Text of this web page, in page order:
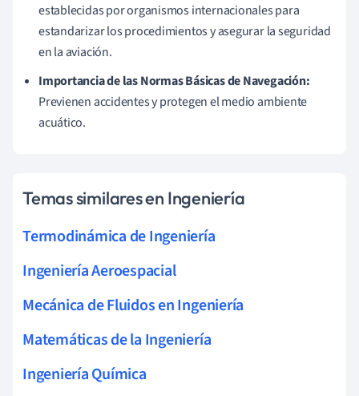
establecidas por organismos internacionales para
estandarizar los procedimientos y asegurar la seguridad
en la aviación.
Importancia de las Normas Básicas de Navegación:
Previenen accidentes y protegen el medio ambiente
acuático.
Temas similares en Ingeniería
Termodinámica de Ingeniería
Ingeniería Aeroespacial
Mecánica de Fluidos en Ingeniería
Matemáticas de la Ingeniería
Ingeniería Química